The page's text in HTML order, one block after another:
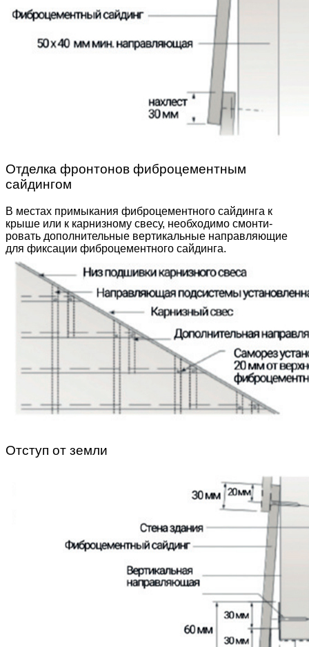
Отделка фронтонов фиброцементным
сайдингом
В местах примыкания фиброцементного сайдинга к
крыше или к карнизному свесу, необходимо смонти­
ровать дополнительные вертикальные направляю­щие
для фиксации фиброцементного сайдинга.
Отступ от земли